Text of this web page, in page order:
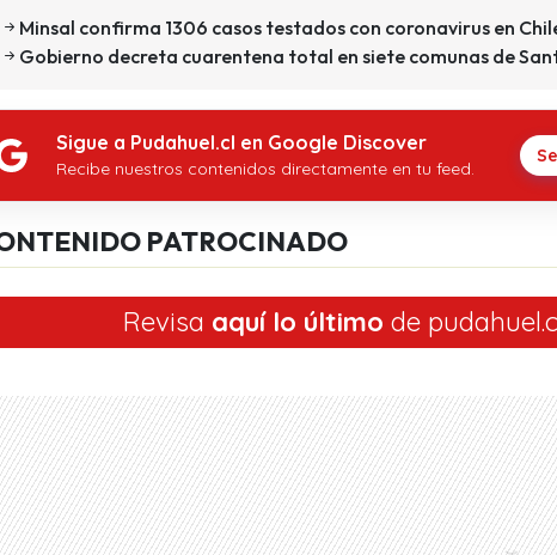
Minsal confirma 1306 casos testados con coronavirus en
Gobierno decreta cuarentena total en siete comunas de
Sigue a Pudahuel.cl en Google Discover
Recibe nuestros contenidos directamente en tu feed.
PATROCINADO
Revisa aquí lo último de